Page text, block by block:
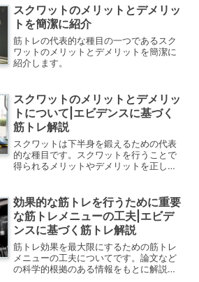
メカニズムを解説した研究（Gao et al.,
2018）を...
スクワットのメリットとデメリッ
トを簡潔に紹介
筋トレの代表的な種目の一つであるスク
ワットのメリットとデメリットを簡潔に
紹介します。
スクワットのメリットとデメリッ
トについて|エビデンスに基づく
筋トレ解説
スクワットは下半身を鍛えるための代表
的な種目です。スクワットを行うことで
得られるメリットやデメリットを正しく
効果的な筋トレを行うために重要
な筋トレメニューの工夫|エビデ
ンスに基づく筋トレ解説
筋トレ効果を最大限にするための筋トレ
メニューの工夫についてです。論文など
の科学的根拠のある情報をもとに解説し